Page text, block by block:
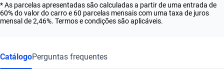
* As parcelas apresentadas são calculadas a partir de uma entrada de
60% do valor do carro e 60 parcelas mensais com uma taxa de juros
mensal de 2,46%. Termos e condições são aplicáveis.
CatálogoPerguntas frequentes